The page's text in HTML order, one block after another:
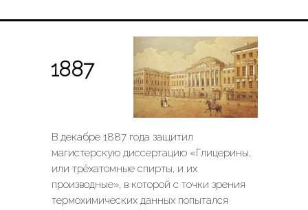
1887
В декабре 1887 года защитил
магистерскую диссертацию «Глицерины,
или трёхатомные спирты, и их
производные», в которой с точки зрения
термохимических данных попытался